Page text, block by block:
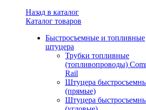
Назад в каталог
Каталог товаров
Быстросъемные и топливные
штуцера
Трубки топливные
(топливопроводы)
Rail
Штуцера
(прямые)
Штуцера